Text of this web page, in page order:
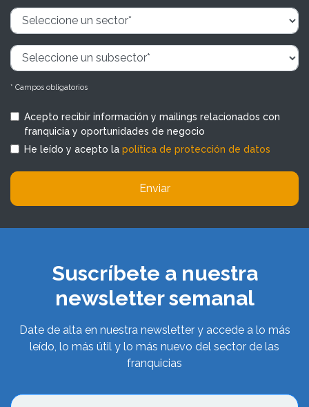
* Campos obligatorios
Acepto recibir información y mailings relacionados con
franquicia y oportunidades de negocio
He leído y acepto la política de protección de datos
Enviar
Suscríbete a nuestra
newsletter semanal
Date de alta en nuestra newsletter y accede a lo más
leído, lo más útil y lo más nuevo del sector de las
franquicias